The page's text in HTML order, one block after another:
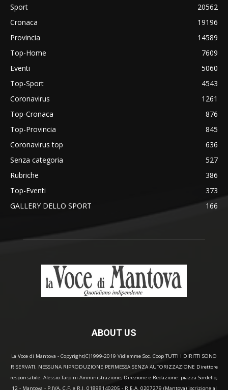
Sport
20562
Cronaca
19196
Provincia
14589
Top-Home
7609
Eventi
5060
Top-Sport
4543
Coronavirus
1261
Top-Cronaca
876
Top-Provincia
845
Coronavirus top
636
Senza categoria
527
Rubriche
386
Top-Eventi
373
GALLERY DELLO SPORT
166
ABOUT US
La Voce di Mantova - Copyright(C)1999-2019 Vidiemme Soc. Coop TUTTI I DIRITTI SONO
RISERVATI. NESSUNA RIPRODUZIONE PERMESSA SENZA AUTORIZZAZIONE Direttore
responsabile: Alessio Tarpini Amministrazione, Direzione e Redazione: piazza Sordello,
12 - Mantova - P.IVA, C.F. e R.I. 01898140205 - R.E.A. 0207279 (Mantova) iscrizione al